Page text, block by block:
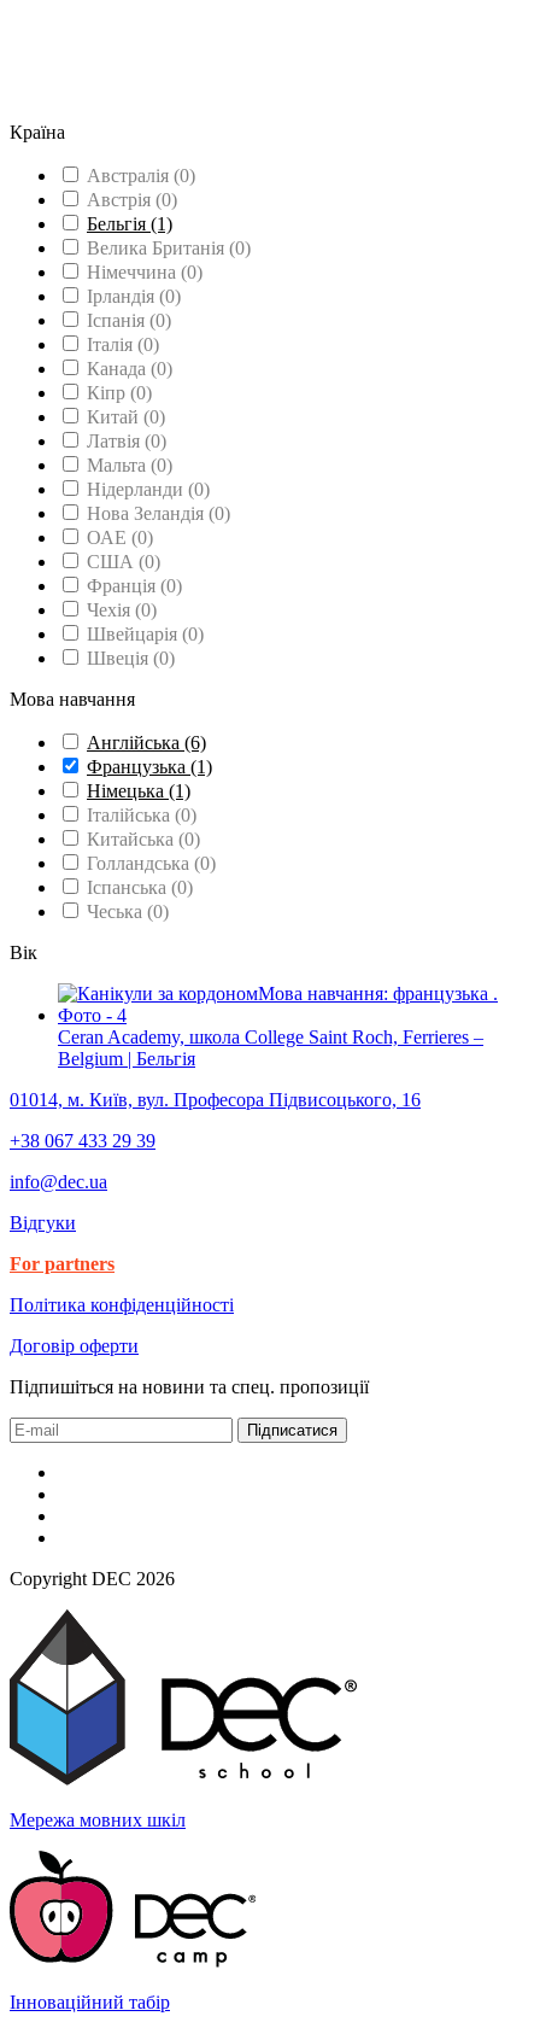
Країна
Австралія (0)
Австрія (0)
Бельгія (1)
Велика Британія (0)
Німеччина (0)
Ірландія (0)
Іспанія (0)
Італія (0)
Канада (0)
Кіпр (0)
Китай (0)
Латвія (0)
Мальта (0)
Нідерланди (0)
Нова Зеландія (0)
ОАЕ (0)
США (0)
Франція (0)
Чехія (0)
Швейцарія (0)
Швеція (0)
Мова навчання
Англійська (6)
Французька (1)
Німецька (1)
Італійська (0)
Китайська (0)
Голландська (0)
Іспанська (0)
Чеська (0)
Вік
Ceran Academy, школа College Saint Roch, Ferrieres –
Belgium | Бельгія
01014, м. Київ, вул. Професора Підвисоцького, 16
+38 067 433 29 39
info@dec.ua
Відгуки
For partners
Політика конфіденційності
Договір оферти
Підпишіться на новини та спец. пропозиції
Підписатися
Copyright DEC 2026
Мережа мовних шкіл
Інноваційний табір